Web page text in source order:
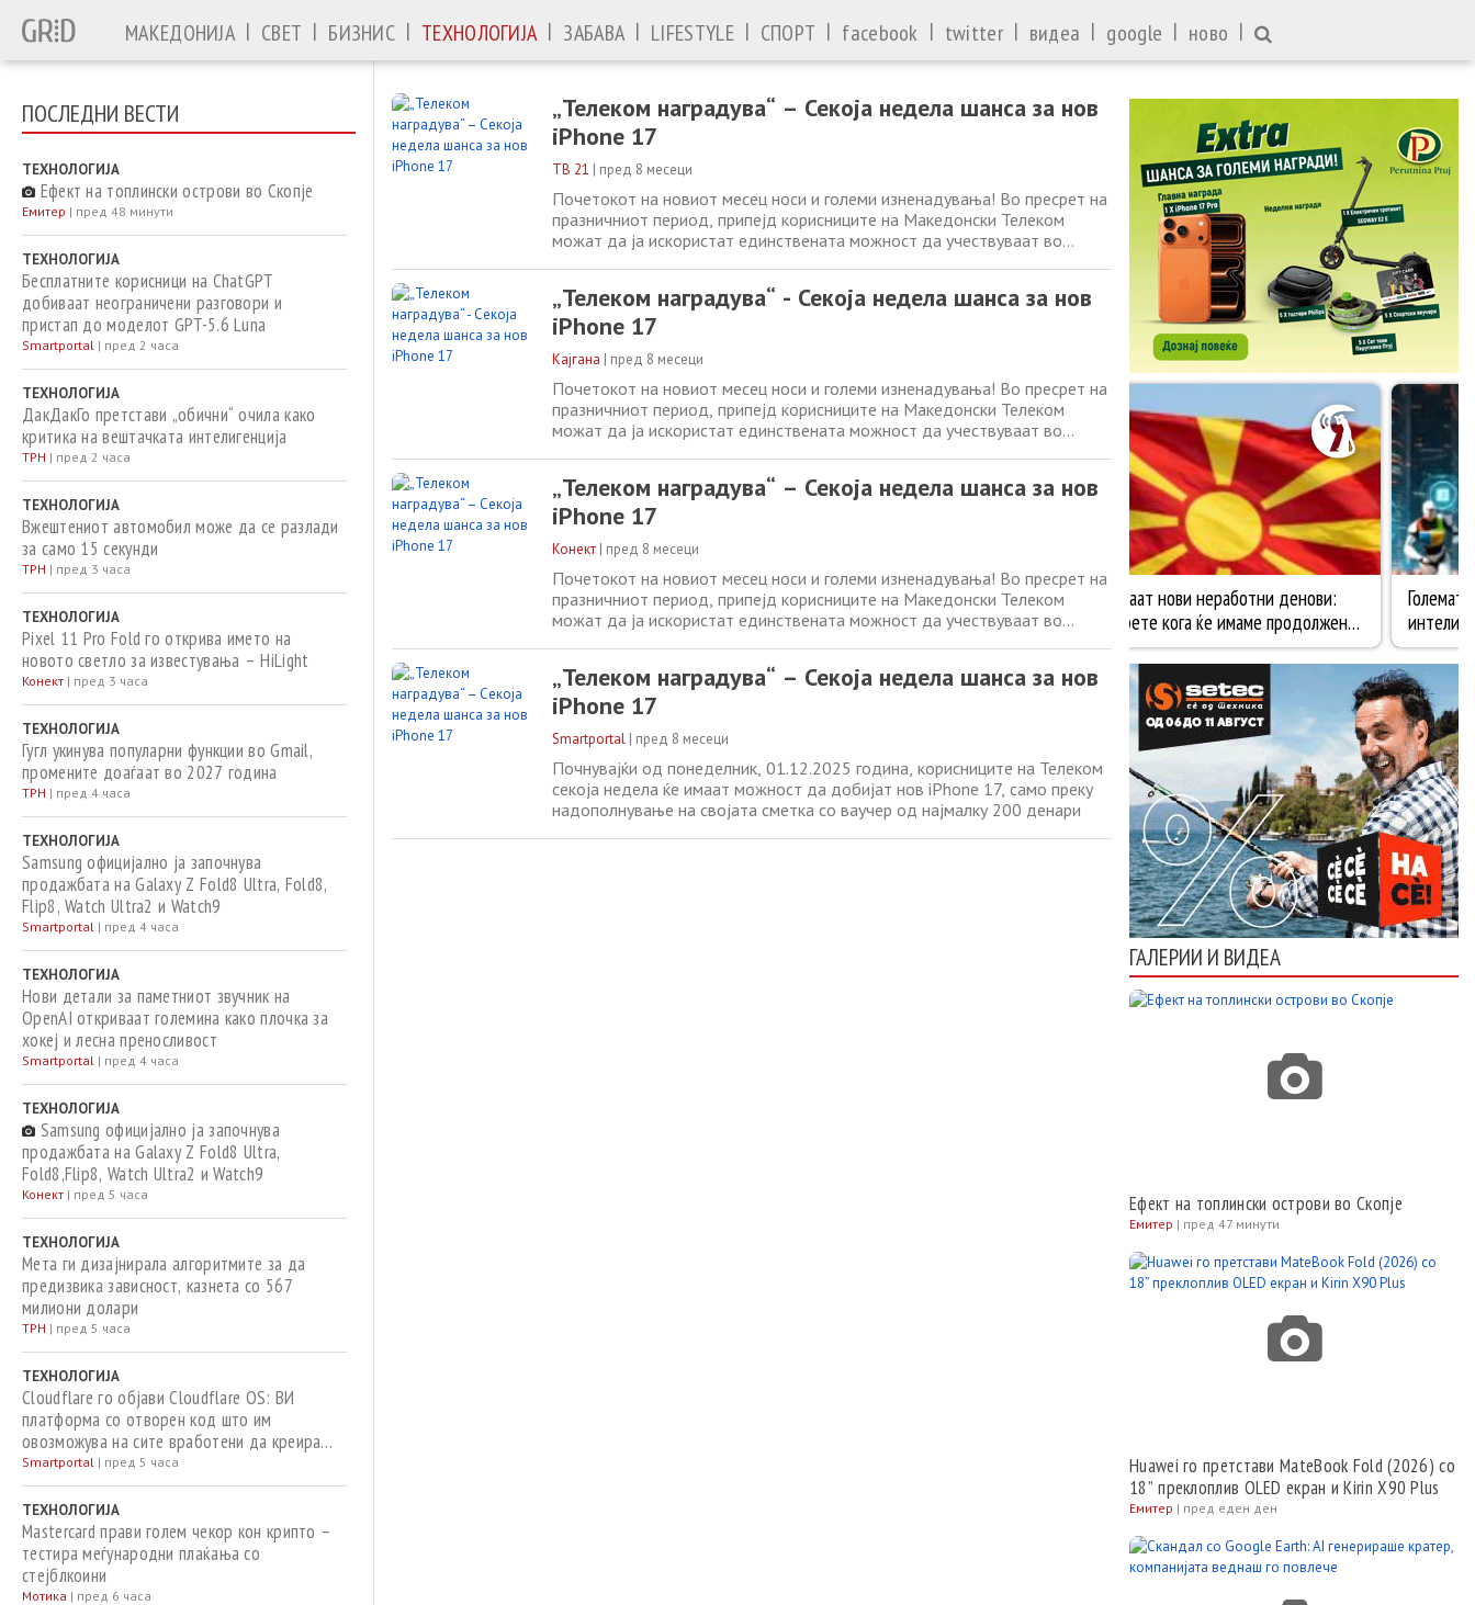
МАКЕДОНИЈА | СВЕТ | БИЗНИС | ТЕХНОЛОГИЈА | ЗАБАВА | LIFESTYLE | СПОРТ | facebook | twitter | видеа | google | ново |
ПОСЛЕДНИ ВЕСТИ
ТЕХНОЛОГИЈА
Ефект на топлински острови во Скопје
Емитер | пред 48 минути
ТЕХНОЛОГИЈА
Бесплатните корисници на ChatGPT
добиваат неограничени разговори и
пристап до моделот GPT-5.6 Luna
Smartportal | пред 2 часа
ТЕХНОЛОГИЈА
ДакДакГо претстави „обични“ очила како
критика на вештачката интелигенција
ТРН | пред 2 часа
ТЕХНОЛОГИЈА
Вжештениот автомобил може да се разлади
за само 15 секунди
ТРН | пред 3 часа
ТЕХНОЛОГИЈА
Pixel 11 Pro Fold го открива името на
новото светло за известувања – HiLight
Конект | пред 3 часа
ТЕХНОЛОГИЈА
Гугл укинува популарни функции во Gmail,
промените доаѓаат во 2027 година
ТРН | пред 4 часа
ТЕХНОЛОГИЈА
Samsung официјално ја започнува
продажбата на Galaxy Z Fold8 Ultra, Fold8,
Flip8, Watch Ultra2 и Watch9
Smartportal | пред 4 часа
ТЕХНОЛОГИЈА
Нови детали за паметниот звучник на
OpenAI откриваат големина како плочка за
хокеј и лесна преносливост
Smartportal | пред 4 часа
ТЕХНОЛОГИЈА
Samsung официјално ја започнува
продажбата на Galaxy Z Fold8 Ultra,
Fold8,Flip8, Watch Ultra2 и Watch9
Конект | пред 5 часа
ТЕХНОЛОГИЈА
Мета ги дизајнирала алгоритмите за да
предизвика зависност, казнета со 567
милиони долари
ТРН | пред 5 часа
ТЕХНОЛОГИЈА
Cloudflare го објави Cloudflare OS: ВИ
платформа со отворен код што им
овозможува на сите вработени да креираат
апликации и автоматизации
Smartportal | пред 5 часа
ТЕХНОЛОГИЈА
Mastercard прави голем чекор кон крипто –
тестира меѓународни плаќања со
стејблкоини
Мотика | пред 6 часа
„Телеком наградува“ – Секоја недела шанса за нов
iPhone 17
ТВ 21 | пред 8 месеци
Почетокот на новиот месец носи и големи изненадувања! Во пресрет на
празничниот период, припејд корисниците на Македонски Телеком
можат да ја искористат единствената можност да учествуваат во
17. Почнувајќи од понеделник, 01.12.2025 година, корисниците на
Телеком секоја недела ќе
„Телеком наградува“ - Секоја недела шанса за нов
iPhone 17
Кајгана | пред 8 месеци
Почетокот на новиот месец носи и големи изненадувања! Во пресрет на
празничниот период, припејд корисниците на Македонски Телеком
можат да ја искористат единствената можност да учествуваат во
17. Почнувајќи од понеделник, 01.12.2025 година, корисниците на
Телеком секоја недела ќе
„Телеком наградува“ – Секоја недела шанса за нов
iPhone 17
Конект | пред 8 месеци
Почетокот на новиот месец носи и големи изненадувања! Во пресрет на
празничниот период, припејд корисниците на Македонски Телеком
можат да ја искористат единствената можност да учествуваат во
17. Почнувајќи од понеделник, 01.12.2025 година, корисниците на
Телеком секоја недела ќе
„Телеком наградува“ – Секоја недела шанса за нов
iPhone 17
Smartportal | пред 8 месеци
Почнувајќи од понеделник, 01.12.2025 година, корисниците на Телеком
секоја недела ќе имаат можност да добијат нов iPhone 17, само преку
надополнување на својата сметка со ваучер од најмалку 200 денари
ГАЛЕРИИ И ВИДЕА
Ефект на топлински острови во Скопје
Емитер | пред 47 минути
Huawei го претстави MateBook Fold (2026) со
18” преклоплив OLED екран и Kirin X90 Plus
Емитер | пред еден ден